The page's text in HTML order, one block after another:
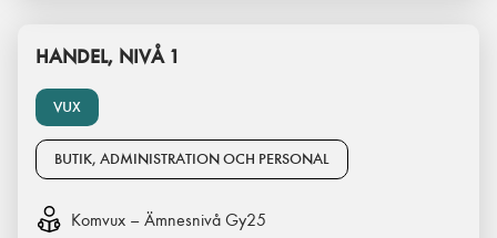
VUX
HANDEL, NIVÅ 1
BUTIK, ADMINISTRATION OCH PERSONAL
Komvux – Ämnesnivå Gy25